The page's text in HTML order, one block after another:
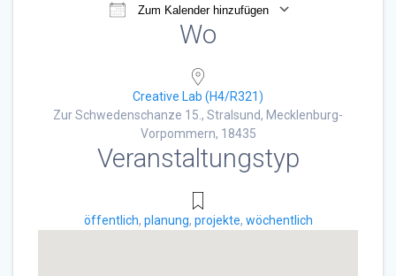
Zum Kalender hinzufügen
ICS herunterladenWo
Creative Lab (H4/R321)
Zur Schwedenschanze 15., Stralsund, Mecklenburg-
Vorpommern, 18435
Veranstaltungstyp
öffentlich, planung, projekte, wöchentlich